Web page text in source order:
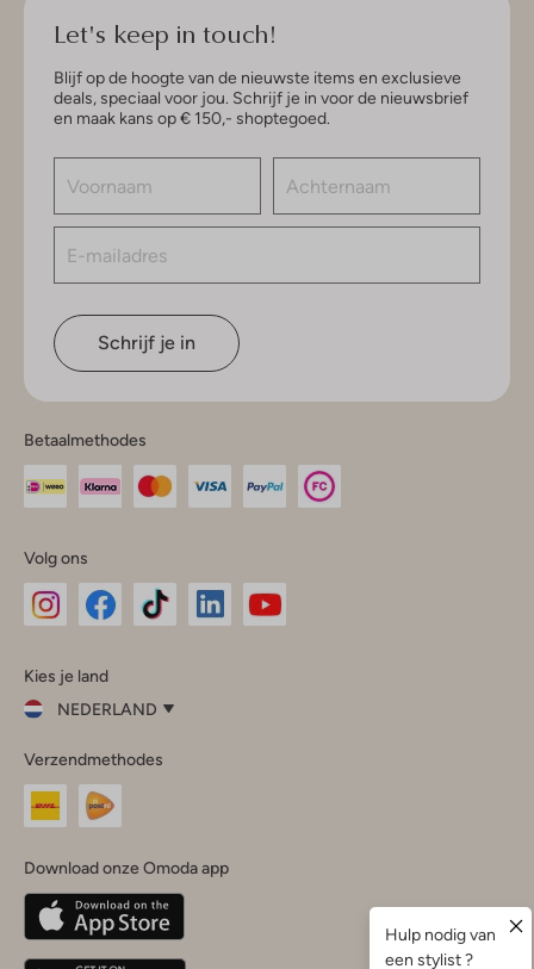
Let's keep in touch!
Blijf op de hoogte van de nieuwste items en exclusieve
deals, speciaal voor jou. Schrijf je in voor de nieuwsbrief
en maak kans op € 150,- shoptegoed.
Schrijf je in
Betaalmethodes
Volg ons
InstagramFacebook
Kies je land
NEDERLAND
je
land
Nederland
Belgique(Français)
Deutschland
Verzendmethodes
Download onze Omoda app